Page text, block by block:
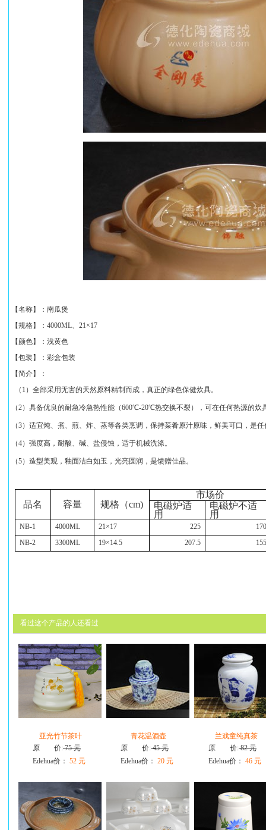
【名称】： 南瓜煲
【规格】： 4000ML、21×17
【颜色】：浅黄色
【包装】：彩盒包装
【简介】：
（1）全部采用无害的天然原料精制而成，真正的绿色保健炊具。
（2）具备优良的耐急冷急热性能（600℃-20℃热交换不裂），可在任何热源的
（3）适宜炖、煮、煎、炸、蒸等各类烹调，保持菜肴原汁原味，鲜美可口，是
（4）强度高，耐酸、碱、盐侵蚀，适于机械洗涤。
（5）造型美观，釉面洁白如玉，光亮圆润，是馈赠佳品。
品名 容量 规格（cm)
市场价
电磁炉适
用
电磁炉不适
用
NB-1 4000ML 21×17 225
170
NB-2
3300ML 19×14.5 207.5 155
看过这个产品的人还看过
亚光竹节茶叶
原 价:75 元
Edehua价： 52 元
青花温酒壶
原 价:45 元
Edehua价： 20 元
兰戏童纯真茶
原 价:82 元
Edehua价： 46 元